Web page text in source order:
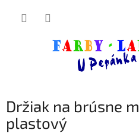
Držiak na brúsne
plastový